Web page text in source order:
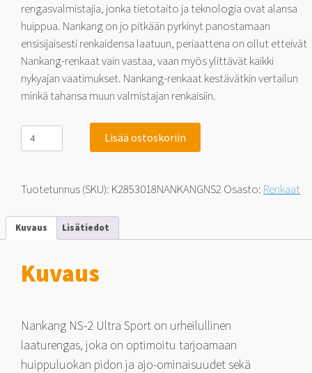
rengasvalmistajia, jonka tietotaito ja teknologia ovat alansa
huippua. Nankang on jo pitkään pyrkinyt panostamaan
ensisijaisesti renkaidensa laatuun, periaattena on ollut etteivät
Nankang-renkaat vain vastaa, vaan myös ylittävät kaikki
nykyajan vaatimukset. Nankang-renkaat kestävätkin vertailun
minkä tahansa muun valmistajan renkaisiin.
Nankang
NS-
2
285/30-
Y
Lisää ostoskoriin
Tuotetunnus (SKU): K2853018NANKANGNS2Osasto: Renkaat
Kuvaus Lisätiedot
Kuvaus
Nankang NS-2 Ultra Sport on urheilullinen
laaturengas, joka on optimoitu tarjoamaan
huippuluokan pidon ja ajo-ominaisuudet sekä